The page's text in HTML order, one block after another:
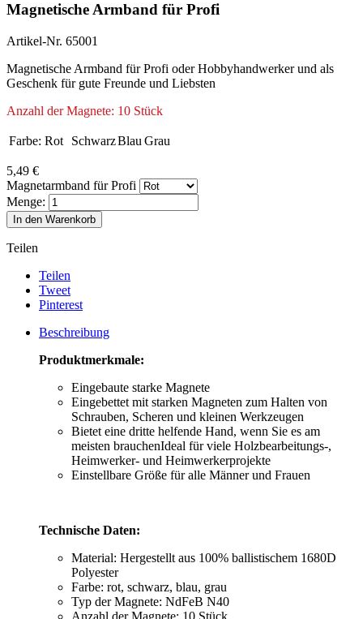
Magnetische Armband für Profi
Artikel-Nr. 65001
Magnetische Armband für Profi oder Hobbyhandwerker und als
Geschenk für gute Freunde und Liebsten
Anzahl der Magnete: 10 Stück
Farbe: Rot SchwarzBlau Grau
5,49 €
Magnetarmband für Profi
Menge:
In den Warenkorb
Teilen
Teilen
Tweet
Pinterest
Beschreibung
Produktmerkmale:
Eingebaute starke Magnete
Eingebettet mit starken Magneten zum Halten von
Schrauben, Scheren und kleinen Werkzeugen
Bietet eine dritte helfende Hand, wenn Sie es am
meisten brauchenIdeal für viele Holzbearbeitungs-,
Heimwerker- und Heimwerkerprojekte
Einstellbare Größe für alle Männer und Frauen
Technische Daten:
Material: Hergestellt aus 100% ballistischem 1680D
Polyester
Farbe: rot, schwarz, blau, grau
Typ der Magnete: NdFeB N40
Anzahl der Magnete: 10 Stück